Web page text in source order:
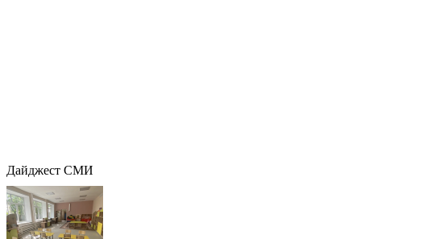
Дайджест СМИ